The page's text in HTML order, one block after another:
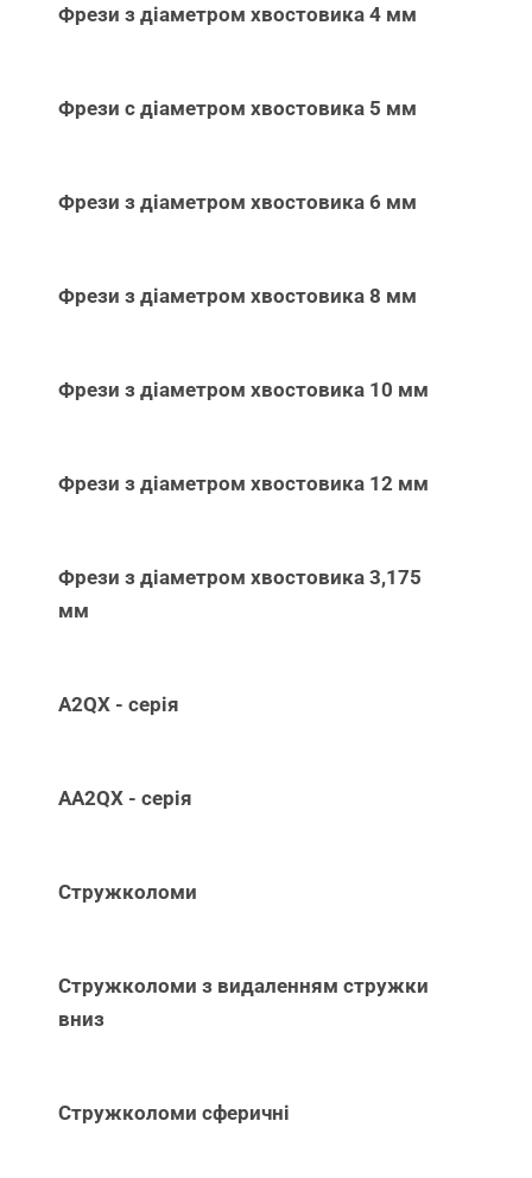
Фрези з діаметром хвостовика 4 мм
Фрези с діаметром хвостовика 5 мм
Фрези з діаметром хвостовика 6 мм
Фрези з діаметром хвостовика 8 мм
Фрези з діаметром хвостовика 10 мм
Фрези з діаметром хвостовика 12 мм
Фрези з діаметром хвостовика 3,175
мм
A2QX - серія
AA2QX - серія
Стружколоми
Стружколоми з видаленням стружки
вниз
Стружколоми сферичні